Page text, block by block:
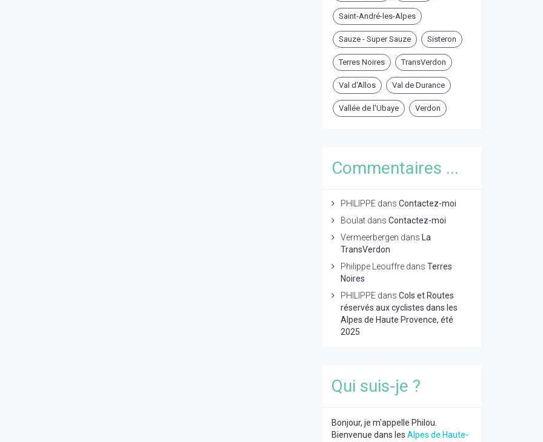
Saint-André-les-Alpes
Sauze - Super Sauze Sisteron
Terres Noires TransVerdon
Val d'Allos Val de Durance
Vallée de l'Ubaye Verdon
Commentaires ...
PHILIPPEdans Contactez-moi
Boulatdans Contactez-moi
Vermeerbergen dans
La
TransVerdon
Philippe Leouffredans Terres
Noires
PHILIPPEdans Cols et Routes
réservés aux cyclistes dans les
Alpes de Haute Provence, été
2025
Qui suis-je ?
Bonjour, je m'appelle Philou.
Bienvenue dans les Alpes de Haute-